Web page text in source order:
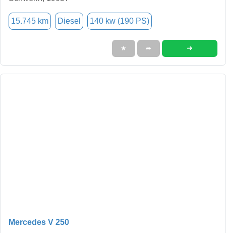
15.745 km Diesel 140 kw (190 PS)
★ ➦ ➜
Mercedes V 250